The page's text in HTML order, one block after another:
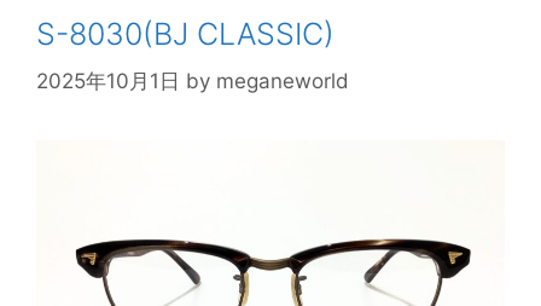
S-8030(BJ CLASSIC)
2025年10月1日 by meganeworld